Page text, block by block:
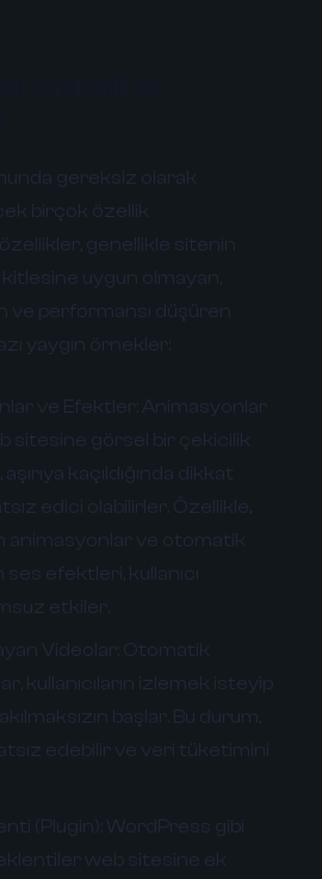
gereksiz olarak
birçok özellik
genellikle sitenin
uygun olmayan,
ve performansı düşüren
yaygın örnekler:
ve Efektler:Animasyonlar
sitesine görsel bir çekicilik
kaçıldığında dikkat
edici olabilirler. Özellikle,
animasyonlar ve otomatik
efektleri, kullanıcı
etkiler.
Videolar: Otomatik
kullanıcıların izlemek isteyip
başlar. Bu durum,
edebilir ve veri tüketimini
(Plugin): WordPress gibi
web sitesine ek